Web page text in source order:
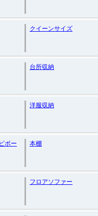
クイーンサイズ
台所収納
洋服収納
ボー
本棚
フロアソファー